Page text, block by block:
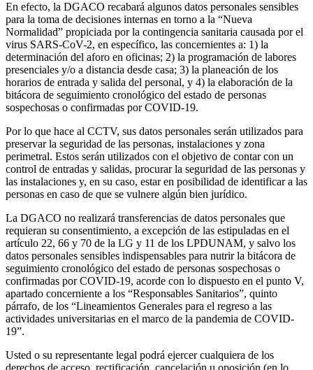
En efecto, la DGACO recabará algunos datos personales sensibles
para la toma de decisiones internas en torno a la “Nueva
Normalidad” propiciada por la contingencia sanitaria causada por el
virus SARS-CoV-2, en específico, las concernientes a: 1) la
determinación del aforo en oficinas; 2) la programación de labores
presenciales y/o a distancia desde casa; 3) la planeación de los
horarios de entrada y salida del personal, y 4) la elaboración de la
bitácora de seguimiento cronológico del estado de personas
sospechosas o confirmadas por COVID-19.
Por lo que hace al CCTV, sus datos personales serán utilizados para
preservar la seguridad de las personas, instalaciones y zona
perimetral. Estos serán utilizados con el objetivo de contar con un
control de entradas y salidas, procurar la seguridad de las personas y
las instalaciones y, en su caso, estar en posibilidad de identificar a las
personas en caso de que se vulnere algún bien jurídico.
La DGACO no realizará transferencias de datos personales que
requieran su consentimiento, a excepción de las estipuladas en el
artículo 22, 66 y 70 de la LG y 11 de los LPDUNAM, y salvo los
datos personales sensibles indispensables para nutrir la bitácora de
seguimiento cronológico del estado de personas sospechosas o
confirmadas por COVID-19, acorde con lo dispuesto en el punto V,
apartado concerniente a los “Responsables Sanitarios”, quinto
párrafo, de los “Lineamientos Generales para el regreso a las
actividades universitarias en el marco de la pandemia de COVID-
19”.
Usted o su representante legal podrá ejercer cualquiera de los